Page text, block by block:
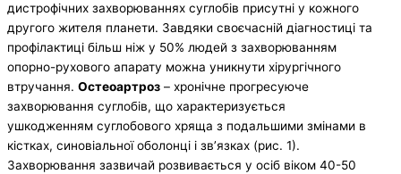
дистрофічних захворюваннях суглобів присутні у кожного
другого жителя планети. Завдяки своєчасній діагностиці та
профілактиці більш ніж у 50% людей з захворюванням
опорно-рухового апарату можна уникнути хірургічного
втручання. Остеоартроз – хронічне прогресуюче
захворювання суглобів, що характеризується
ушкодженням суглобового хряща з подальшими змінами в
кістках, синовіальної оболонці і зв’язках (рис. 1).
Захворювання зазвичай розвивається у осіб віком 40-50